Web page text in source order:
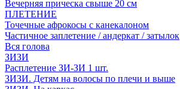
Вечерняя прическа свыше 20 см
ПЛЕТЕНИЕ
Точечные афрокосы с канекалоном
Частичное заплетение / андеркат / затылок
Вся голова
ЗИЗИ
Расплетение ЗИ-ЗИ 1 шт.
ЗИЗИ. Детям на волосы по плечи и выше